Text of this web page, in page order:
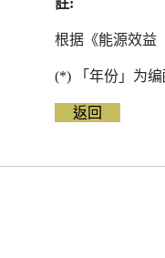
註:
根据《能源效益
(*) 「年份」为
返回